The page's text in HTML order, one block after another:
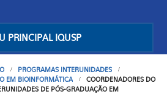
PRINCIPAL IQUSP
PROGRAMAS INTERUNIDADES
EM BIOINFORMÁTICA
COORDENADORES DO
DE PÓS-GRADUAÇÃO EM